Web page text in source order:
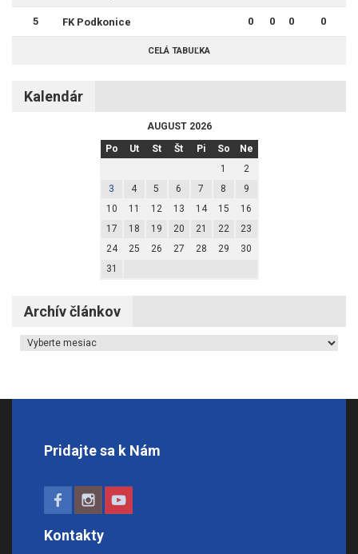
5 FK Podkonice 0 0 0 0
CELÁ TABUĽKA
Kalendár
AUGUST 2026
Po
Ut St Št Pi So
Ne
1
2
3
4 5 6 7 8
9
10
11 12 13 14 15
16
17
18 19 20 21 22
23
24
25 26 27 28 29
30
31
Archív článkov
Archív článkov
Pridajte sa k Nám
Kontakty